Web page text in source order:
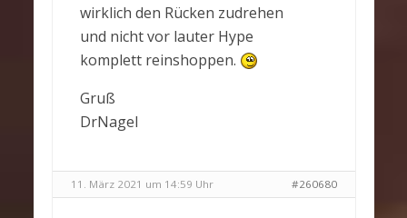
wirklich den Rücken zudrehen
und nicht vor lauter Hype
komplett reinshoppen.
Gruß
DrNagel
11. März 2021 um 14:59 Uhr #260680